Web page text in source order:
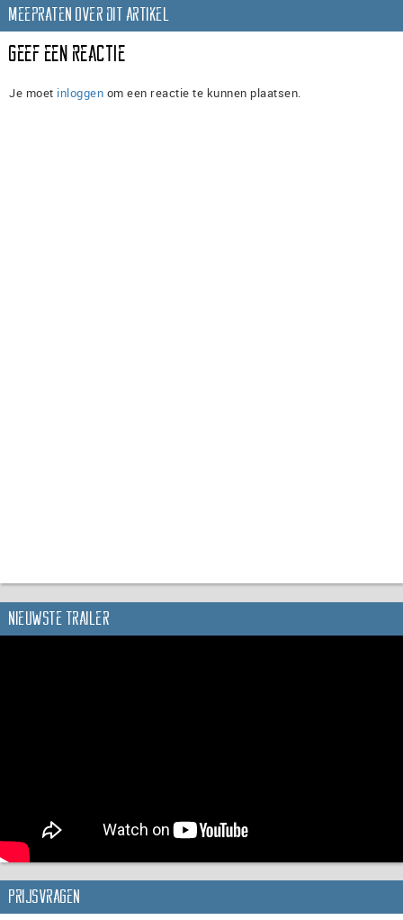
Meepraten over dit artikel
Geef een reactie
Je moet inloggen om een reactie te kunnen plaatsen.
Nieuwste trailer
Prijsvragen